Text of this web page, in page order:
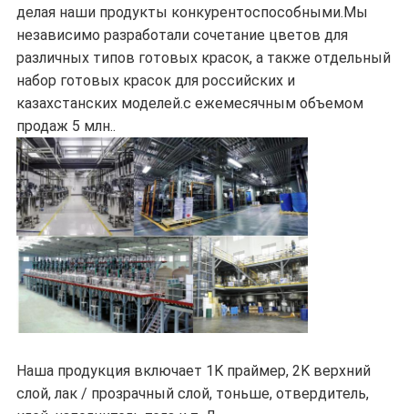
делая наши продукты конкурентоспособными.Мы
независимо разработали сочетание цветов для
различных типов готовых красок, а также отдельный
набор готовых красок для российских и
казахстанских моделей.с ежемесячным объемом
продаж 5 млн..
Наша продукция включает 1K праймер, 2K верхний
слой, лак / прозрачный слой, тоньше, отвердитель,